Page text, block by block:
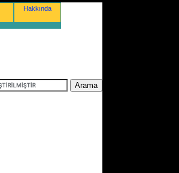
Hakkında